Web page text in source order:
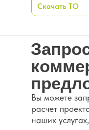
Скачать ТО
Вы можете
расчет
наших